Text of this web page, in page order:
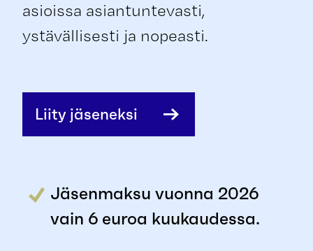
asioissa asiantuntevasti,
ystävällisesti ja nopeasti.
Liity jäseneksi
Jäsenmaksu vuonna 2026
vain 6 euroa kuukaudessa.